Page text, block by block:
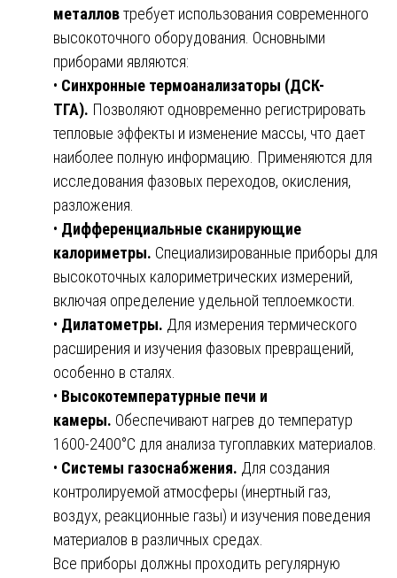
металловтребует использования современного
высокоточного оборудования. Основными
приборами являются:
• Синхронные термоанализаторы (ДСК-
ТГА). Позволяют одновременно регистрировать
тепловые эффекты и изменение массы, что дает
наиболее полную информацию. Применяются для
исследования фазовых переходов, окисления,
разложения.
• Дифференциальные сканирующие
калориметры. Специализированные приборы для
высокоточных калориметрических измерений,
включая определение удельной теплоемкости.
• Дилатометры. Для измерения термического
расширения и изучения фазовых превращений,
особенно в сталях.
• Высокотемпературные печи и
камеры. Обеспечивают нагрев до температур
1600-2400°C для анализа тугоплавких материалов.
• Системы газоснабжения. Для создания
контролируемой атмосферы (инертный газ,
воздух, реакционные газы) и изучения поведения
материалов в различных средах.
Все приборы должны проходить регулярную